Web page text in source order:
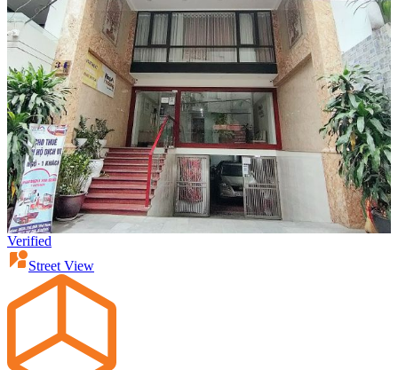
Verified
Street View